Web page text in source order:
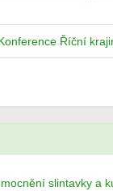
Říční
slintavky a